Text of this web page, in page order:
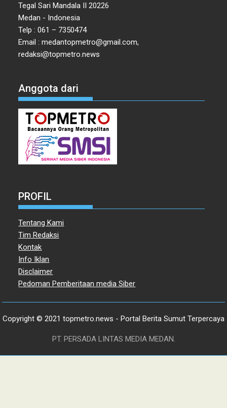
Tegal Sari Mandala II 20226
Medan - Indonesia
Telp : 061 – 7350474
Email : medantopmetro@gmail.com,
redaksi@topmetro.news
Anggota dari
PROFIL
Tentang Kami
Tim Redaksi
Kontak
Info Iklan
Disclaimer
Pedoman Pemberitaan media Siber
Copyright © 2021 topmetro.news - Portal Berita Sumut Terpercaya
PT. PERSADA LINTAS MEDIA MEDAN.